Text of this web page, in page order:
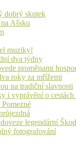
dobrý skutek
Ašsku
muziky!
dva týdny
proměnami
roky za mřížemi
na tradiční slavnosti
i vyprávění o
legendární
fotografování